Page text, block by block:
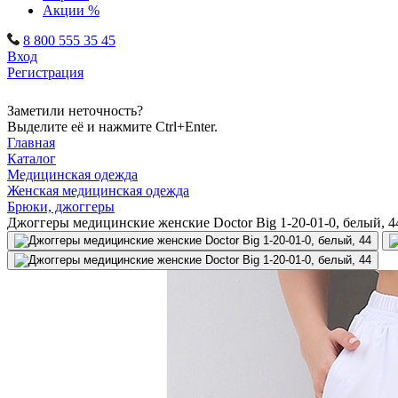
Акции %
8 800 555 35 45
Вход
Регистрация
Заметили неточность?
Выделите её и нажмите Ctrl+Enter.
Главная
Каталог
Медицинская одежда
Женская медицинская одежда
Брюки, джоггеры
Джоггеры медицинские женские Doctor Big 1-20-01-0, белый,